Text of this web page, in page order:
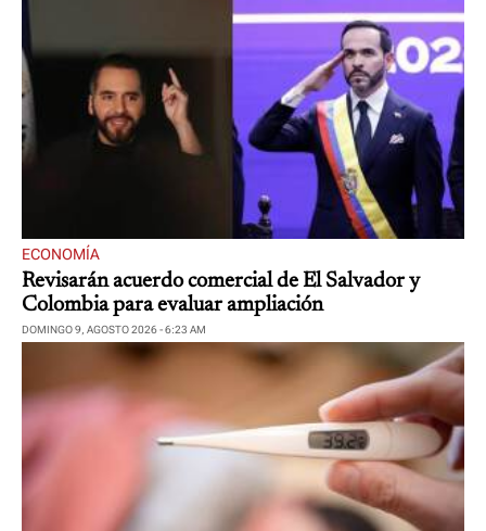
ECONOMÍA
Revisarán acuerdo comercial de El Salvador y
Colombia para evaluar ampliación
DOMINGO 9, AGOSTO 2026 - 6:23 AM